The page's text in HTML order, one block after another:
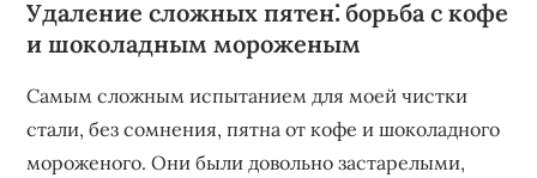
Удаление сложных пятен⁚ борьба с кофе
и шоколадным мороженым
Самым сложным испытанием для моей чистки
стали‚ без сомнения‚ пятна от кофе и шоколадного
мороженого. Они были довольно застарелыми‚